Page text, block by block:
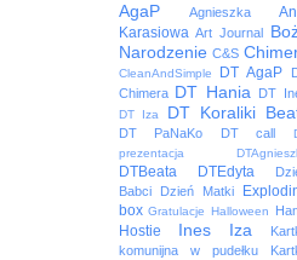
AgaP Agnieszka
Karasiowa Art Journal
Narodzenie C&S
CleanAndSimple DT AgaP
Chimera DT Hania DT
DT Iza DT Koraliki
DT PaNaKo DT call
prezentacja
DTBeata DTEdyta
Babci
Dzień Matki
box Gratulacje Halloween
Hostie Ines Iza
komunijna w pudełku